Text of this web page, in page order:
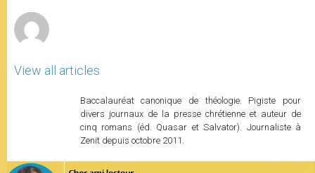
View all articles
Baccalauréat canonique de théologie. Pigiste pour
divers journaux de la presse chrétienne et auteur de
cinq romans (éd. Quasar et Salvator). Journaliste à
Zenit depuis octobre 2011.